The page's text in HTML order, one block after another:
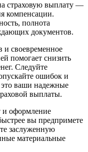
страховую выплату —
компенсации.
полнота
документов.
и своевременное
помогает снизить
Следуйте
ошибок и
ваши надежные
выплаты.
и оформление
вы предпримете
заслуженную
материальные